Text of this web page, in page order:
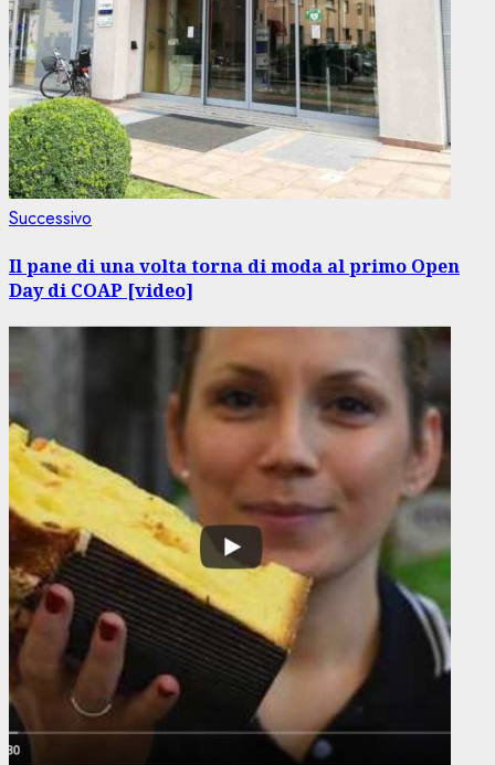
Successivo
Il pane di una volta torna di moda al primo Open
Day di COAP [video]